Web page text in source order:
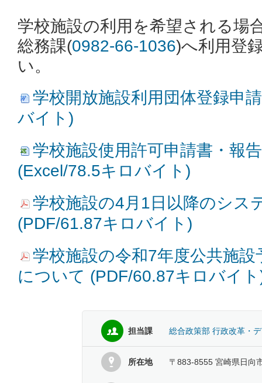
学校施設の利用を希望される場
総務課(0982-66-1036)へ利用登
い。
学校開放施設利用団体登録申
バイト)
学校施設使用許可申請書・報
(Excel/78.5キロバイト)
学校施設の4月1日以降のシス
(PDF/61.87キロバイト)
学校施設の令和7年度公共施
について (PDF/60.87キロバイ
担当課 総合政策部 行政改革・
所在地 〒883-8555 宮崎県日向